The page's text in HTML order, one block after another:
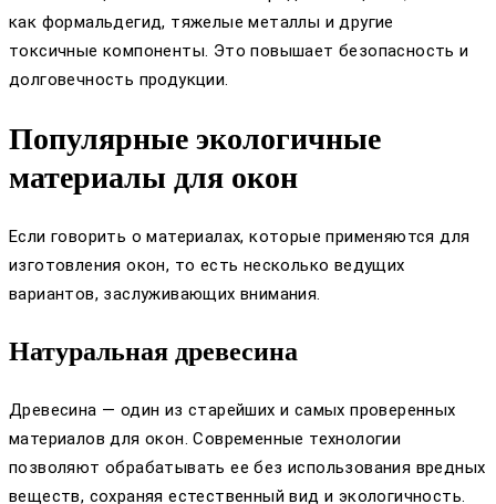
как формальдегид, тяжелые металлы и другие
токсичные компоненты. Это повышает безопасность и
долговечность продукции.
Популярные экологичные
материалы для окон
Если говорить о материалах, которые применяются для
изготовления окон, то есть несколько ведущих
вариантов, заслуживающих внимания.
Натуральная древесина
Древесина — один из старейших и самых проверенных
материалов для окон. Современные технологии
позволяют обрабатывать ее без использования вредных
веществ, сохраняя естественный вид и экологичность.